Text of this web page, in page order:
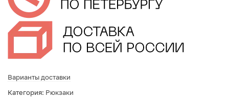
Варианты доставки
Категория: Рюкзаки